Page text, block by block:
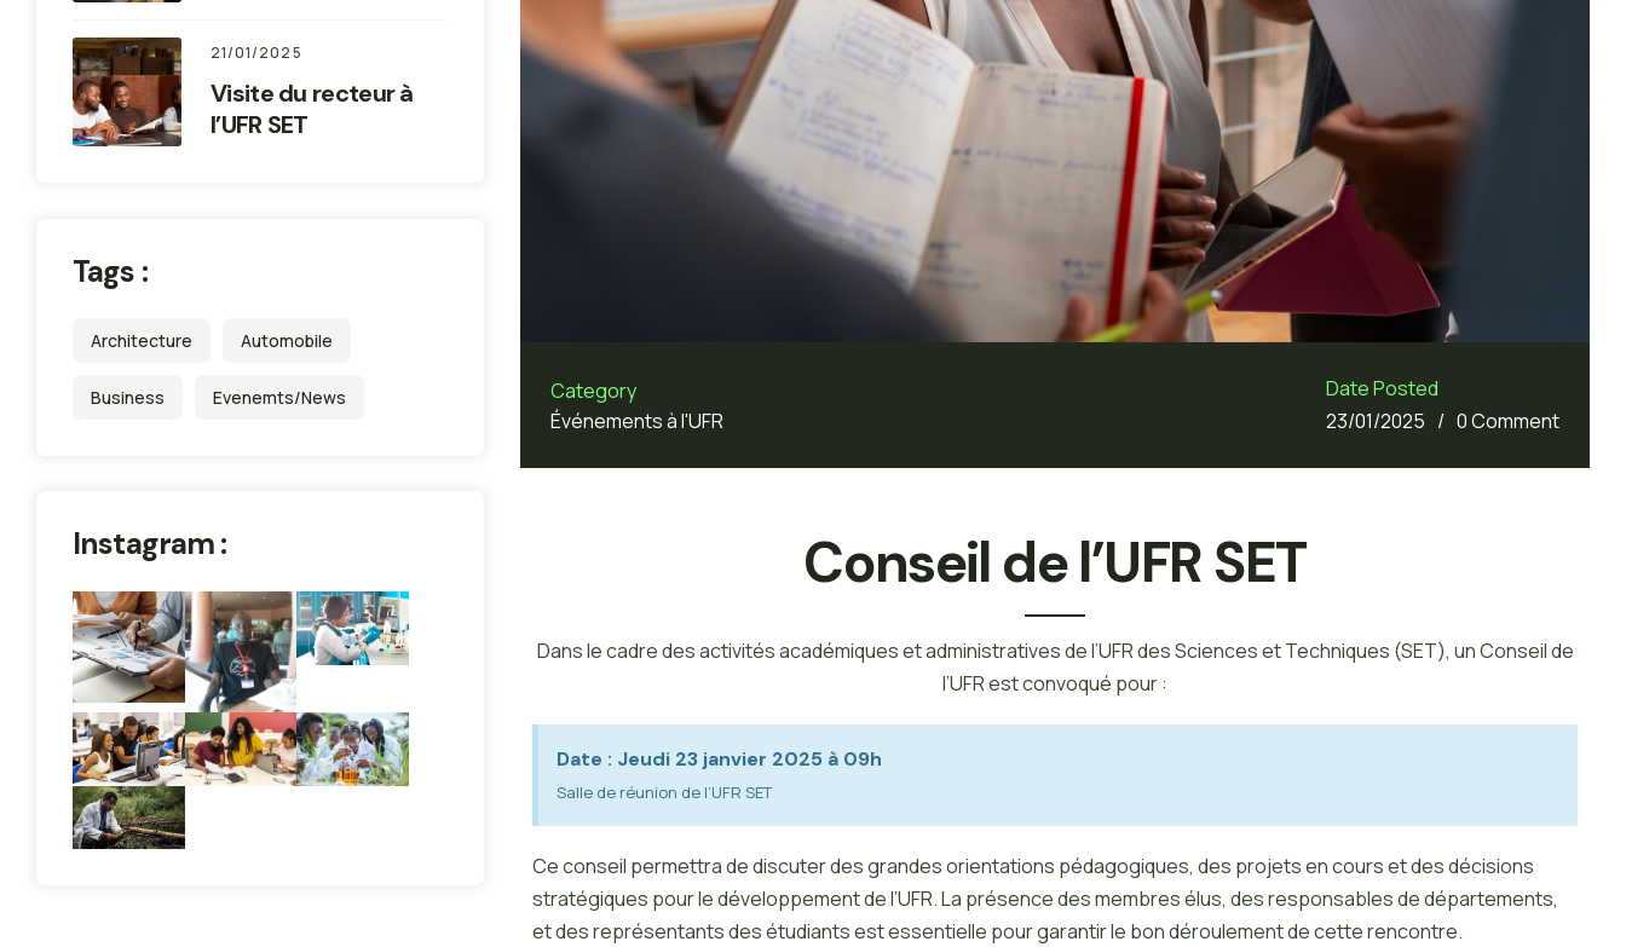
Category
Événements à l'UFR
Date Posted
23/01/2025 / 0 Comment
Conseil de l’UFR SET
Dans le cadre des activités académiques et administratives de l’UFR des Sciences et Techniques (SET), un Conseil de
l’UFR est convoqué pour :
Date : Jeudi 23 janvier 2025​ à 09h
Salle de réunion de l’UFR SET​
Ce conseil permettra de discuter des grandes orientations pédagogiques, des projets en cours et des décisions
stratégiques pour le développement de l’UFR. La présence des membres élus, des responsables de départements,
et des représentants des étudiants est essentielle pour garantir le bon déroulement de cette rencontre.
21/01/2025
Visite du recteur à
l’UFR SET
Tags :
Architecture Automobile
Business Evenemts/News
Instagram :